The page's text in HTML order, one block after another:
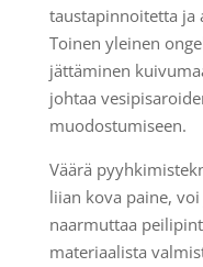
taustapinnoitetta ja
Toinen yleinen
jättäminen
johtaa
muodostumiseen.
Väärä
liian kova paine,
naarmuttaa
materiaalista